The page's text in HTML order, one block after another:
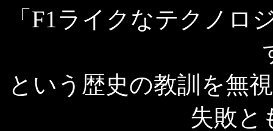
「F1ライクなテクノロ
という歴史の教訓を無
失敗と